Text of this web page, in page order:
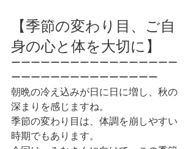
【季節の変わり目、ご自
身の心と体を大切に】
ーーーーーーーーーーーーーーーーー
ーーーーーーーーーーーーーーー
朝晩の冷え込みが日に日に増し、秋の
深まりを感じますね。
季節の変わり目は、体調を崩しやすい
時期でもあります。